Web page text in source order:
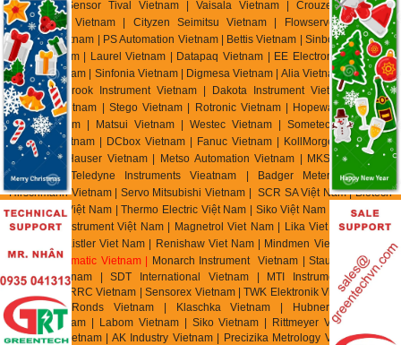
Vietnam | Sensor Tival Vietnam | Vaisala Vietnam | Crouzet Vietnam |
RheinTacho Vietnam | Cityzen Seimitsu Vietnam | Flowserve Vietnam |
Greatork Vietnam | PS Automation Vietnam | Bettis Vietnam | Sinbon Vietnam |
Setra Vietnam | Laurel Vietnam | Datapaq Vietnam | EE Electronik Vietnam |
Banico Vietnam | Sinfonia Vietnam | Digmesa Vietnam | Alia Vietnam | Flowline
Vietnam | Brook Instrument Vietnam | Dakota Instrument Vietnam | Diehl
Metering Vietnam | Stego Vietnam | Rotronic Vietnam | Hopeway Vietnam |
Beko Vietnam | Matsui Vietnam | Westec Vietnam | Sometech Vietnam |
Offshore Vietnam | DCbox Vietnam | Fanuc Vietnam | KollMorgen Vietnam |
Endress & Hauser Vietnam | Metso Automation Vietnam | MKS Instruments
Vietnam | Teledyne Instruments Vieatnam | Badger Meter Vietnam |
Hirschmann Vietnam | Servo Mitsubishi Vietnam | SCR SA Việt Nam | Biotech
Flow Meter Việt Nam | Thermo Electric Việt Nam | Siko Việt Nam | Klinger Việt
Nam | HK Instrument Việt Nam | Magnetrol Viet Nam | Lika Viet Nam | Setra
Viet Nam | Kistler Viet Nam | Renishaw Viet Nam | Mindmen Vietnam |
Airtac
Vietnam| Gimatic Vietnam | Monarch Instrument Vietnam | Stauff Vietnam |
Burster Vietnam | SDT International Vietnam | MTI Instrument Vietnam
| Zhuzhou CRRC Vietnam | Sensorex Vietnam | TWK Elektronik Vietnam | ASC
Vietnam | Ronds Vietnam | Klaschka Vietnam | Hubner Vietnam |
HainzlVietnam | Labom Vietnam | Siko Vietnam | Rittmeyer Vietnam | TR
Electronic Vietnam | AK Industry Vietnam | Precizika Metrology Vietnam | Dis